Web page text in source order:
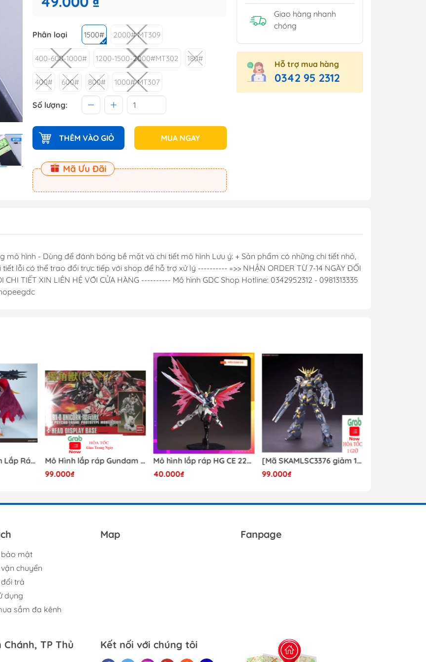
Sơn Jumpwind
Dụng Cụ Ustar - Phụ Kiện
Sơn Vallejo Tây Ba Nha
Sơn Tamiya
Sơn BT
Sơn Sunin 7
Sơn Gaia
Phân loại 1500# 2000# MT309
400-600-1000# 1200-1500-2000#MT302 180#
400# 600# 800# 1000# MT307
Số lượng:
THÊM VÀO GIỎ MUA NGAY
Mã Ưu Đãi
Giao hàng nhanh
chóng
Hỗ trợ mua hàng
0342 95 2312
hình - Dùng để đánh bóng bề mặt và chi tiết mô hình Lưu ý: + Sản phẩm có những chi tiết nhỏ,
lỗi có thể trao đổi trực tiếp với shop để hỗ trợ xử lý ---------- =>> NHẬN ORDER TỪ 7-14 NGÀY ĐỐI
CHI TIẾT XIN LIÊN HỆ VỚI CỬA HÀNG ---------- Mô hình GDC Shop Hotline: 0342952312 - 0981313335
[Có Sẵn] Mô Hình Lắp Ráp 1/60 Barbatos Logar Wolf Remains Meavy Industries
Mô Hình lắp ráp Gundam HG RX-0 Unicorn Gundam Destroy Mode 100 Daban
99.000₫
Mô hình lắp ráp HG CE 224 Destiny Revive Daban [TẶNG WING EFFECT]
40.000₫
[Mã SKAMLSC3376 giảm 10% đơn 100K] Mô Hình lắp ráp Gundam HG Unicorn Gundam 02 Banshee (Destroy Mode) 134 Daban
99.000₫
bảo mật
chuyển
đổi trả
dụng
sắm đa kênh
Map Fanpage
TP Thủ
Kết nối với chúng tôi